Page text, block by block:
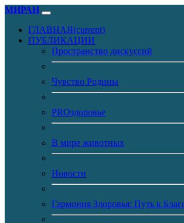
МИРАН
ГЛАВНАЯ(current)
ПУБЛИКАЦИИ
Пространство дискуссий
Чувство Родины
PROздоровье
В мире животных
Новости
Гармония Здоровья: Путь к